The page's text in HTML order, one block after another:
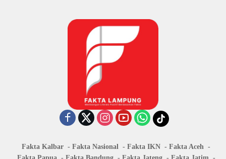
Fakta Kalbar Fakta Nasional Fakta IKN
Fakta Aceh